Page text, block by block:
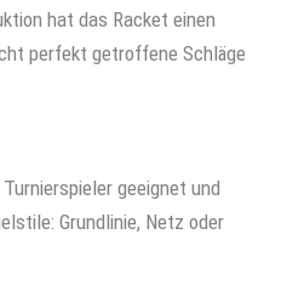
hat das Racket einen
perfekt getroffene Schläge
geeignet und
Grundlinie, Netz oder